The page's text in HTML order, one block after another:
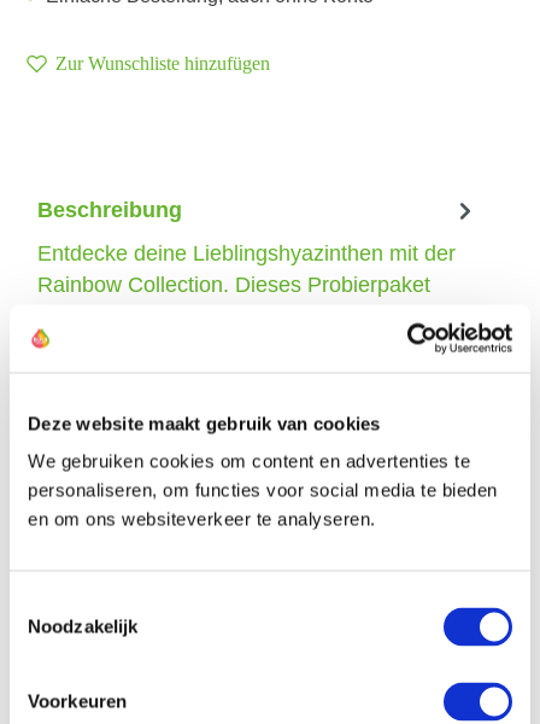
Deze website maakt gebruik van cookies
We gebruiken cookies om content en advertenties te
personaliseren, om functies voor social media te bieden
en om ons websiteverkeer te analyseren.
Noodzakelijk
Voorkeuren
Zur Wunschliste hinzufügen
Beschreibung
Entdecke deine Lieblingshyazinthen mit der
Rainbow Collection. Dieses Probierpaket
Die Züchter dieser Narzisse